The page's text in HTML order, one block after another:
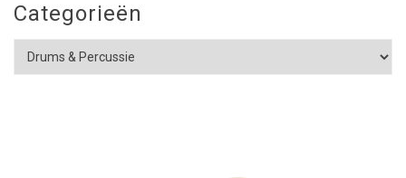
Categorieën